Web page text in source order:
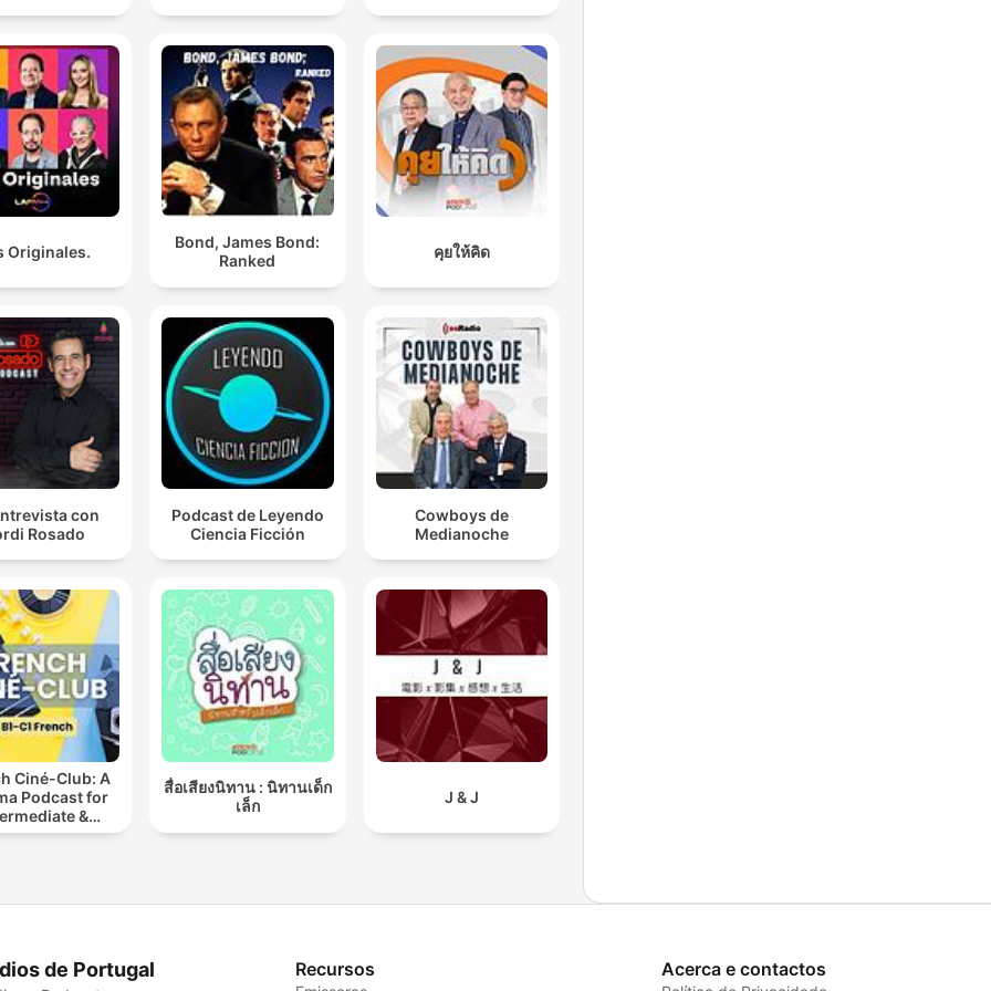
Originales.
Bond, James Bond:
Ranked
คุยให้คิด
con
Rosado
Podcast de Leyendo
Ciencia Ficción
Cowboys de
Medianoche
Ciné-Club: A
Podcast for
&
French
สื่อเสียงนิทาน : นิทานเด็ก
เล็ก
J & J
de Portugal Recursos Acerca e contactos